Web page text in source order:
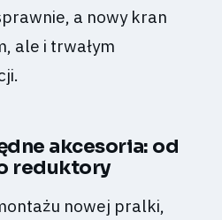
a nowy kran
ale i trwałym
akcesoria: od
reduktory
nowej pralki,